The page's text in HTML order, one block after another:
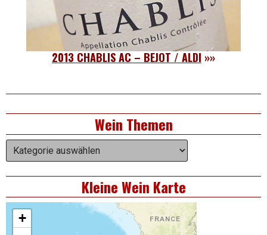
2013 CHABLIS AC – BEJOT / ALDI »»
Right
Asides
Wein Themen
Wein
Themen
Kleine Wein Karte